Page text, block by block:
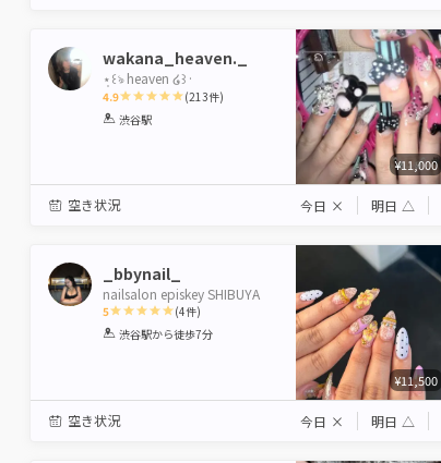
wakana_heaven._
⋆̩꒰ঌ heaven ໒꒱·
4.9
1 2 3
(213件)
渋谷駅
¥11,000
空き状況 今日 × 明日 △
_bbynail_
nailsalon episkey SHIBUYA
5
1 2 3 4 5
(4件)
渋谷駅から徒歩7分
¥11,500
空き状況 今日 × 明日 △